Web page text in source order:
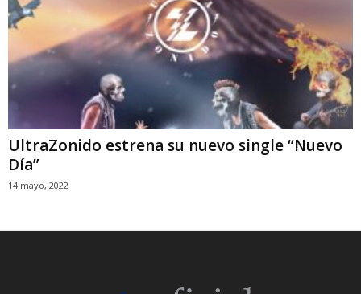
UltraZonido estrena su nuevo single “Nuevo
Día”
14 mayo, 2022